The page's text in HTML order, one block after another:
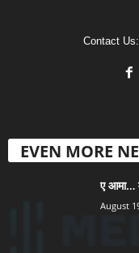
Contact Us:
EVEN MORE
ए आमा…
August